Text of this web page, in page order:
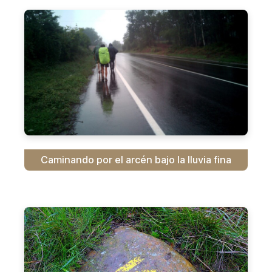
Caminando por el arcén bajo la lluvia fina